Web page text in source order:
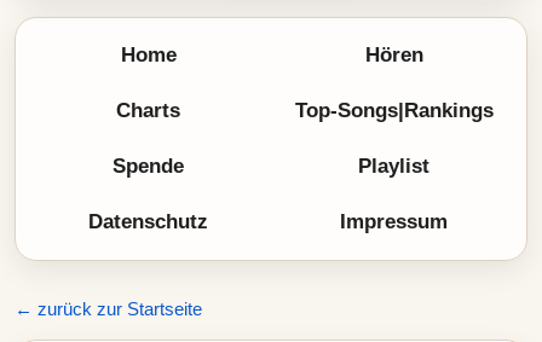
Home Hören
Charts Top-Songs|Rankings
Spende Playlist
Datenschutz Impressum
← zurück zur Startseite